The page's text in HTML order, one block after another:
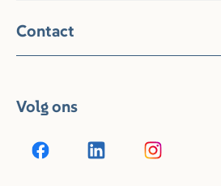
Contact
Volg ons